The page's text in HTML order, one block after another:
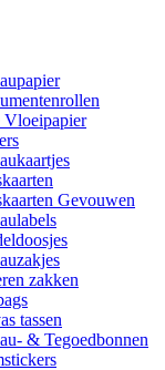
Vloeipapier
Gevouwen
zakken
tassen
& Tegoedbonnen